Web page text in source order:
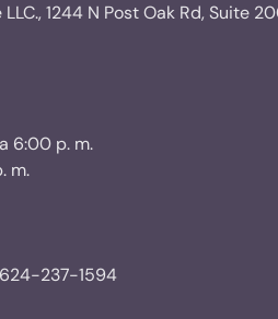
1244 N Post Oak Rd, Suite
6:00 p. m.
m.
237-1594